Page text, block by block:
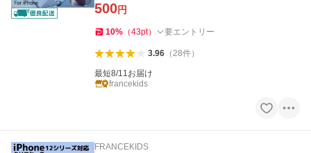
500円
10% （43pt） 要エントリー
3.96（28件）
最短8/11お届け
francekids
FRANCEKIDS